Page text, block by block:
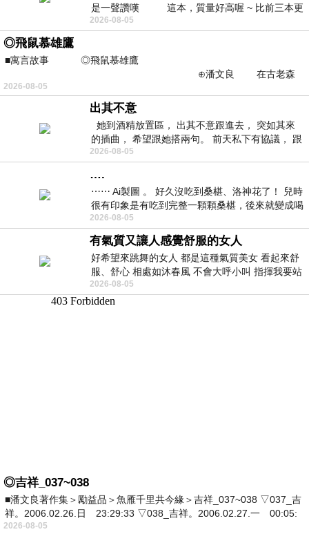
是一聲讚嘆 這本，質量好高喔 ~ 比前三本更
勝一
2026-08-05
◎飛鼠慕雄鷹
■寓言故事 ◎飛鼠慕雄鷹
⊕潘文良 在古老森
林的底層，住著一隻小飛鼠
2026-08-05
出其不意
她到酒精放置區， 出其不意跟進去， 突如其來
的插曲， 希望跟她搭兩句。 前天私下有協議， 跟
著阿弟丟拉基
2026-08-05
….
⋯⋯ Ai製圖 。 好久沒吃到桑椹、洛神花了！ 兒時
很有印象是有吃到完整一顆顆桑椹，後來就變成喝
桑椹汁。 現在是連喝都沒喝
2026-08-05
有氣質又讓人感覺舒服的女人
好希望來跳舞的女人 都是這種氣質美女 看起來舒
服、舒心 相處如沐春風 不會大呼小叫 指揮我要站
哪個位子 妳老幾？？
2026-08-05
◎吉祥_037~038
■潘文良著作集＞勵益品＞魚雁千里共今緣＞吉祥_037~038 ▽037_吉
祥。2006.02.26.日 23:29:33 ▽038_吉祥。2006.02.27.一 00:05:
2026-08-05